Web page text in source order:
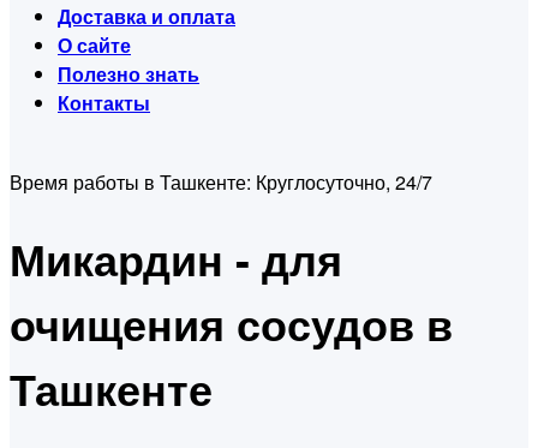
Доставка и оплата
О сайте
Полезно знать
Контакты
Время работы в Ташкенте: Круглосуточно, 24/7
Микардин - для
очищения сосудов в
Ташкенте